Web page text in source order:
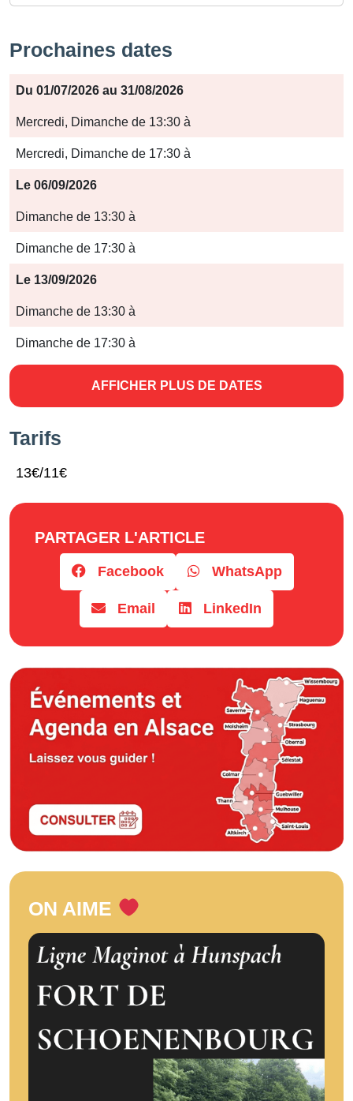
Prochaines dates
Période
Jours
Horaires
Du 01/07/2026 au 31/08/2026
Mercredi, Dimanche de 13:30 à
Mercredi, Dimanche de 17:30 à
Le 06/09/2026
Dimanche de 13:30 à
Dimanche de 17:30 à
Le 13/09/2026
Dimanche de 13:30 à
Dimanche de 17:30 à
AFFICHER PLUS DE DATES
Tarifs
13€/11€
PARTAGER L'ARTICLE
Facebook WhatsApp
Email LinkedIn
ON AIME